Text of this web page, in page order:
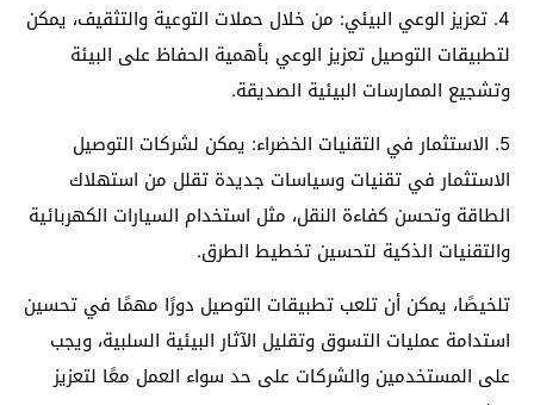
4. تعزيز الوعي البيئي: من خلال حملات التوعية والتثقيف، يمكن
لتطبيقات التوصيل تعزيز الوعي بأهمية الحفاظ على البيئة
وتشجيع الممارسات البيئية الصديقة.
5. الاستثمار في التقنيات الخضراء: يمكن لشركات التوصيل
الاستثمار في تقنيات وسياسات جديدة تقلل من استهلاك
الطاقة وتحسن كفاءة النقل، مثل استخدام السيارات الكهربائية
والتقنيات الذكية لتحسين تخطيط الطرق.
تلخيصًا، يمكن أن تلعب تطبيقات التوصيل دورًا مهمًا في تحسين
استدامة عمليات التسوق وتقليل الآثار البيئية السلبية، ويجب
على المستخدمين والشركات على حد سواء العمل معًا لتعزيز